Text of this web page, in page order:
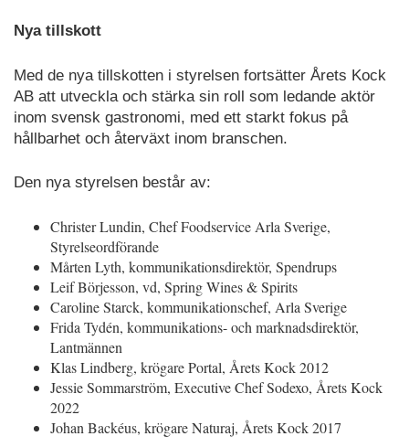
Nya tillskott
Med de nya tillskotten i styrelsen fortsätter Årets Kock
AB att utveckla och stärka sin roll som ledande aktör
inom svensk gastronomi, med ett starkt fokus på
hållbarhet och återväxt inom branschen.
Den nya styrelsen består av:
Christer Lundin, Chef Foodservice Arla Sverige,
Styrelseordförande
Mårten Lyth, kommunikationsdirektör, Spendrups
Leif Börjesson, vd, Spring Wines & Spirits
Caroline Starck, kommunikationschef, Arla Sverige
Frida Tydén, kommunikations- och marknadsdirektör,
Lantmännen
Klas Lindberg, krögare Portal, Årets Kock 2012
Jessie Sommarström, Executive Chef Sodexo, Årets Kock
2022
Johan Backéus, krögare Naturaj, Årets Kock 2017